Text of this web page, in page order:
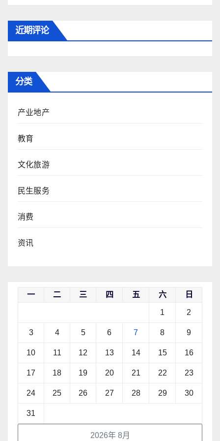
近期评论
分类
产业地产
教育
文化旅游
民生服务
消费
资讯
2026年 8月
一 二 三 四 五 六 日
1 2
3 4 5 6 7 8 9
10 11 12 13 14 15 16
17 18 19 20 21 22 23
24 25 26 27 28 29 30
31